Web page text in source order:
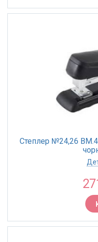
Степлер №24,26